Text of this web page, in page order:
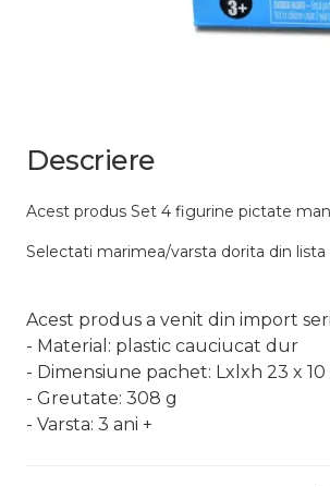
Descriere
Acest produs Set 4 figurine pictate
Selectati marimea/varsta dorita din
Acest produs a venit din import
- Material: plastic cauciucat dur
- Dimensiune pachet: Lxlxh 23 x 10
- Greutate: 308 g
- Varsta: 3 ani +